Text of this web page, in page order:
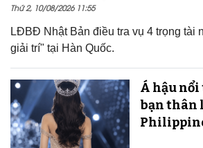
Thứ 2, 10/08/2026 11:55
LĐBĐ Nhật Bản điều tra vụ 4 trọng tài
giải trí" tại Hàn Quốc.
Á hậu nổi
bạn thân